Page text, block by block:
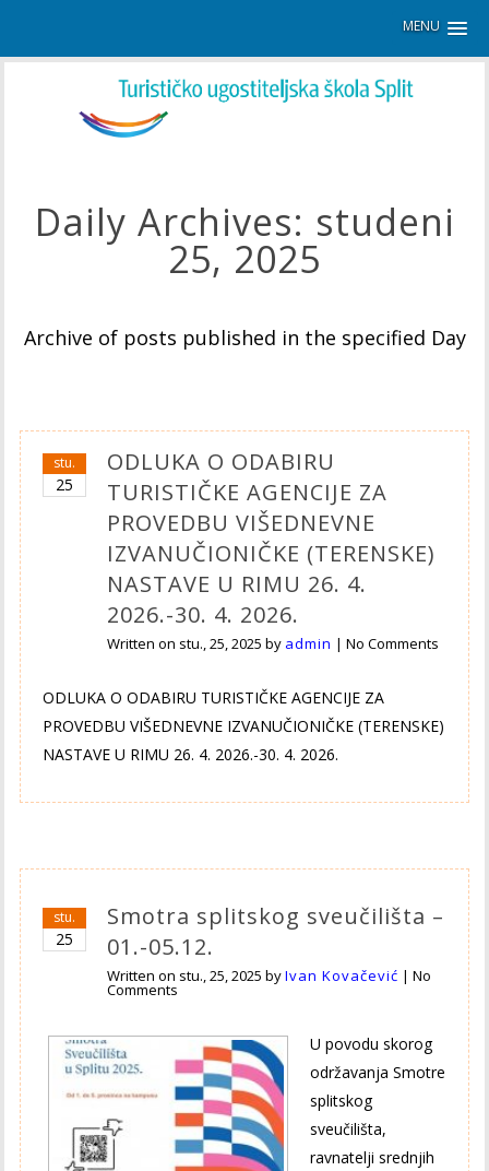
MENU
Daily Archives: studeni
25, 2025
Archive of posts published in the specified Day
stu.
25
ODLUKA O ODABIRU
TURISTIČKE AGENCIJE ZA
PROVEDBU VIŠEDNEVNE
IZVANUČIONIČKE (TERENSKE)
NASTAVE U RIMU 26. 4.
2026.-30. 4. 2026.
Written on stu., 25, 2025 by admin |No Comments
ODLUKA O ODABIRU TURISTIČKE AGENCIJE ZA
PROVEDBU VIŠEDNEVNE IZVANUČIONIČKE (TERENSKE)
NASTAVE U RIMU 26. 4. 2026.-30. 4. 2026.
stu.
25
Smotra splitskog sveučilišta –
01.-05.12.
Written on stu., 25, 2025 byIvan Kovačević |No
Comments
U povodu skorog
održavanja Smotre
splitskog
sveučilišta,
ravnatelji srednjih